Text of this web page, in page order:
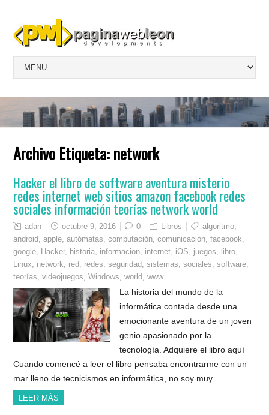
Archivo Etiqueta:network
Hacker el libro de software aventura misterio
redes internet web sitios amazon facebook redes
sociales información teorías network world
adan octubre 9, 2016 0 Libros algoritmo
android
,apple ,autómatas ,computación ,comunicación ,facebook
google
Hacker, historia informacion internet iOS juegos libro
Linux
network red redes ,seguridad ,sistemas ,sociales ,software
teorías ,videojuegos ,Windows ,world ,www
La historia del mundo de la
informática contada desde una
emocionante aventura de un joven
genio apasionado por la
tecnología. Adquiere el libro aquí
Cuando comencé a leer el libro pensaba encontrarme con un
mar lleno de tecnicismos en informática, no soy muy…
LEER MÁS